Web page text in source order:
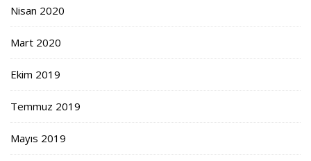
Nisan 2020
Mart 2020
Ekim 2019
Temmuz 2019
Mayıs 2019